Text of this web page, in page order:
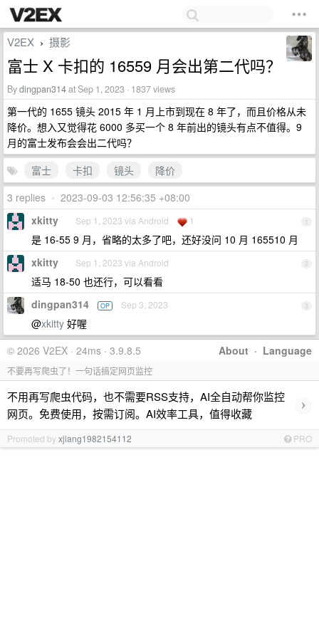
V2EX › 摄影
富士 X 卡扣的 16559 月会出第二代吗？
Bydingpan314at Sep 1, 2023 · 1837 views
第一代的 1655 镜头 2015 年 1 月上市到现在 8 年了，而且价格从未
降价。想入又觉得花 6000 多买一个 8 年前出的镜头有点不值得。9
月的富士发布会会出二代吗？
富士
卡扣 镜头
降价
3 replies • 2023-09-03 12:56:35 +08:00
1
xkitty Sep 1, 2023 via Android 1
是 16-55 9 月，省略的太多了吧，还好没问 10 月 165510 月
2
xkitty Sep 1, 2023 via Android
适马 18-50 也还行，可以看看
3
dingpan314 OP Sep 3, 2023
@xkitty 好喔
About · Language
© 2026 V2EX · 24ms · 3.9.8.5
不要再写爬虫了！一句话搞定网页监控
不用再写爬虫代码，也不需要RSS支持，AI全自动帮你监控
网页。免费使用，按需订阅。AI效率工具，值得收藏
›
Promoted byxjiang1982154112 PRO